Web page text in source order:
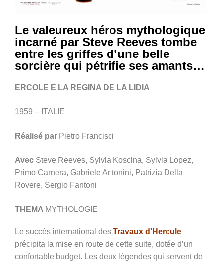
Le valeureux héros mythologique
incarné par Steve Reeves tombe
entre les griffes d’une belle
sorcière qui pétrifie ses amants…
ERCOLE E LA REGINA DE LA LIDIA
1959 – ITALIE
Réalisé par Pietro Francisci
Avec Steve Reeves, Sylvia Koscina, Sylvia Lopez,
Primo Carnera, Gabriele Antonini, Patrizia Della
Rovere, Sergio Fantoni
THEMA MYTHOLOGIE
Le succès international des Travaux d’Hercule
précipita la mise en route de cette suite, dotée d’un
confortable budget. Les deux légendes qui servent de